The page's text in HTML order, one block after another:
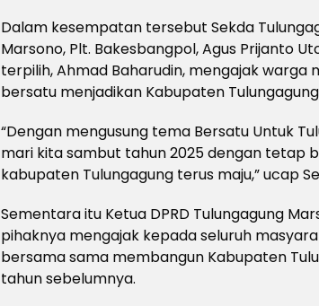
Dalam kesempatan tersebut Sekda
Marsono, Plt. Bakesbangpol, Agus Prijanto
terpilih, Ahmad Baharudin, mengajak
bersatu menjadikan Kabupaten
“Dengan mengusung tema Bersatu Untuk
mari kita sambut tahun 2025 dengan tetap
kabupaten Tulungagung terus maju,” ucap
Sementara itu Ketua DPRD Tulungagung
pihaknya mengajak kepada seluruh
bersama sama membangun Kabupaten
tahun sebelumnya.